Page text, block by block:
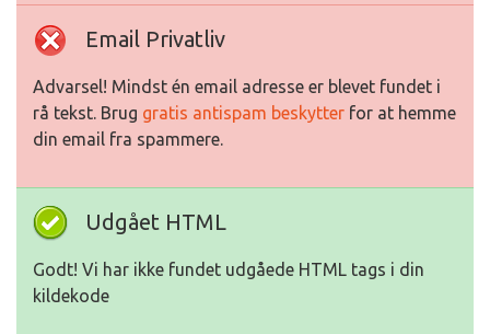
Email Privatliv
Advarsel! Mindst én email adresse er blevet fundet i
rå tekst. Brug gratis antispam beskytter for at hemme
din email fra spammere.
Udgået HTML
Godt! Vi har ikke fundet udgåede HTML tags i din
kildekode